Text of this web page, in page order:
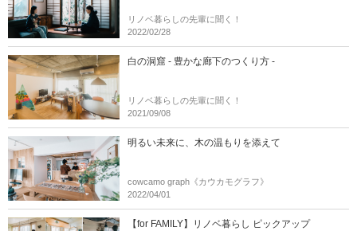
リノベ暮らしの先輩に聞く！
2022/02/28
白の洞窟 - 豊かな廊下のつくり方 -
リノベ暮らしの先輩に聞く！
2021/09/08
明るい未来に、木の温もりを添えて
cowcamo graph《カウカモグラフ》
2022/04/01
【for FAMILY】リノベ暮らし ピックアップ